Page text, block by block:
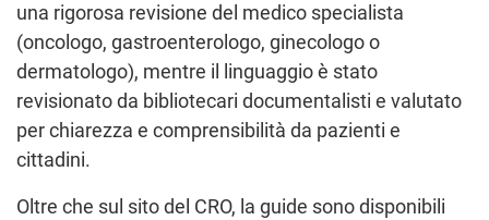
una rigorosa revisione del medico specialista
(oncologo, gastroenterologo, ginecologo o
dermatologo), mentre il linguaggio è stato
revisionato da bibliotecari documentalisti e valutato
per chiarezza e comprensibilità da pazienti e
cittadini.
Oltre che sul sito del CRO, la guide sono disponibili